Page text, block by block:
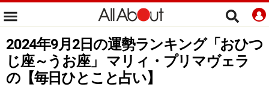
2024年9月2日の運勢ランキング「おひつ
じ座～うお座」 マリィ・プリマヴェラ
の【毎日ひとこと占い】